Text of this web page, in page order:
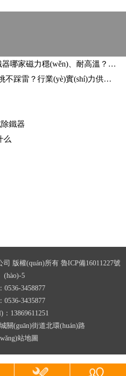
2026 水泥行業(yè)永磁除鐵器哪家磁力穩(wěn)、耐高溫？口碑好廠家推薦？
2026 水泥永磁除鐵器怎么挑不踩雷？行業(yè)實(shí)力供應(yīng)商盤點(diǎn)推薦？
鐵器
么
司 版權(quán)所有 魯ICP備16011227號
(hào)-5
0536-3458877
0536-3435877
13869611251
關(guān)街道北環(huán)路
站地圖